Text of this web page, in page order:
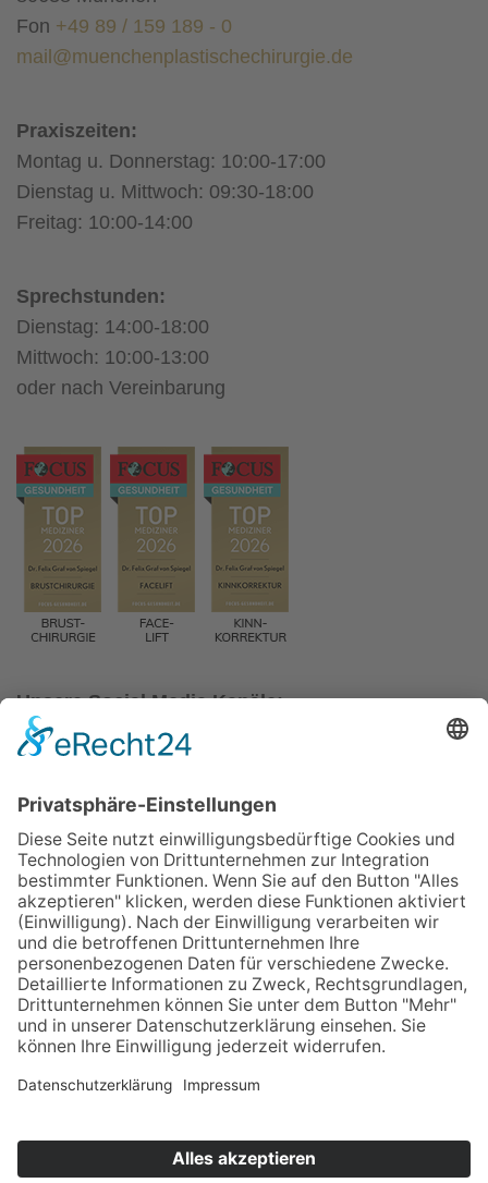
Fon +49 89 / 159 189 - 0
mail@muenchenplastischechirurgie.de
Praxiszeiten:
Montag u. Donnerstag: 10:00-17:00
Dienstag u. Mittwoch: 09:30-18:00
Freitag: 10:00-14:00
Sprechstunden:
Dienstag: 14:00-18:00
Mittwoch: 10:00-13:00
oder nach Vereinbarung
Unsere Social Media Kanäle:
Instagram
Vorsitzender des Landesverbandes Südbayern der
DGPRÄC
IMPRESSUM
HAFTUNGSAUSSCHLUSS